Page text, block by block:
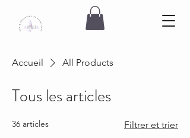
Accueil All Products
Tous les articles
36 articles Filtrer et trier